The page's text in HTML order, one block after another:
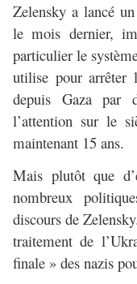
Zelensky a lancé
le mois dernier,
particulier le
utilise pour arrêter
depuis Gaza par
l’attention sur le
maintenant 15 ans.
Mais plutôt que
nombreux
discours de
traitement de
finale » des nazis